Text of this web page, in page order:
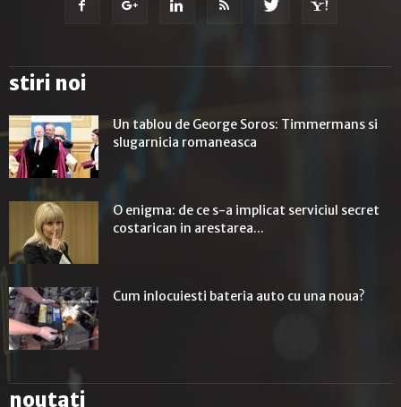
stiri noi
Un tablou de George Soros: Timmermans si
slugarnicia romaneasca
O enigma: de ce s-a implicat serviciul secret
costarican in arestarea...
Cum inlocuiesti bateria auto cu una noua?
noutati